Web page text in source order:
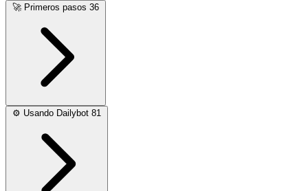
🚀 Primeros pasos 36
⚙️ Usando Dailybot 81